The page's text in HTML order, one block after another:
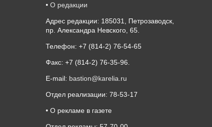
• О редакции
Адрес редакции: 185031, Петрозаводск,
пр. Александра Невского, 65.
Телефон: +7 (814-2) 76-54-65
Факс: +7 (814-2) 76-35-96.
E-mail: bastion@karelia.ru
Отдел реализации: 78-53-17
• О рекламе в газете